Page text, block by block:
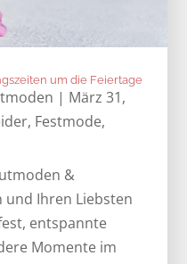
um die Feiertage
| März 31,
, Festmode,
&
und Ihren Liebsten
entspannte
Momente im